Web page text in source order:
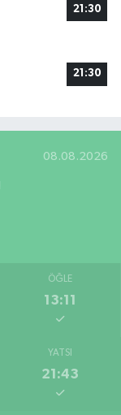
21:30
21:30
08.08.2026
ÖĞLE
13:11
YATSI
21:43